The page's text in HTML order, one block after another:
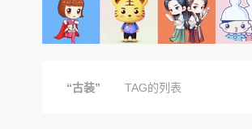
“古装” TAG的列表